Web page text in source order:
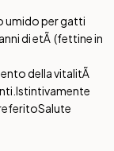
umido per gatti
di etÃ (fettine in
della vitalitÃ
Istintivamente
Salute